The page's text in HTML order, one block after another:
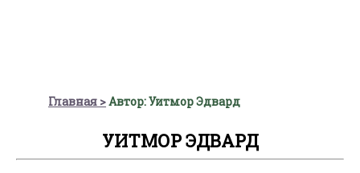
Главная Автор: Уитмор Эдвард
УИТМОР ЭДВАРД